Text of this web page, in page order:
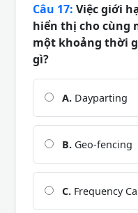
Câu 17: Việc giới
hiển thị cho cùng
một khoảng thời
gì?
A. Dayparting
B. Geo-fencing
C. Frequency